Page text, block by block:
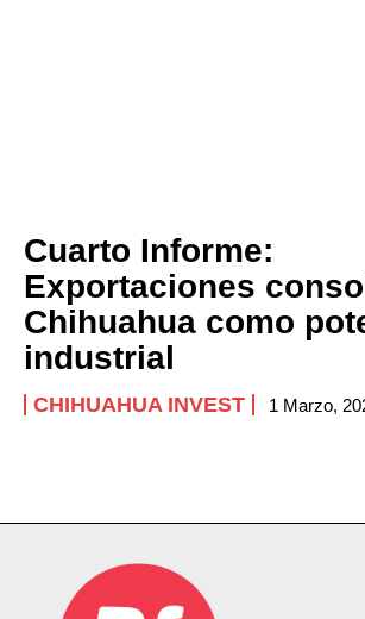
Cuarto Informe:
Exportaciones
Chihuahua como
industrial
CHIHUAHUA INVEST 1 Marzo,